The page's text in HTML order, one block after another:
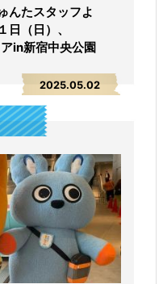
んたスタッフよ
日（日）、
in新宿中央公園
2025.05.02